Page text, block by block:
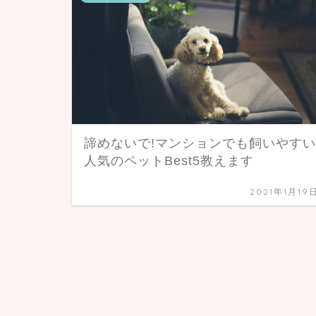
諦めないで!マンションでも飼いやすい
人気のペットBest5教えます
2021年1月19